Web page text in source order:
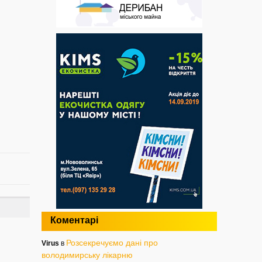
Коментарі
Virus в Розсекречуємо дані про
володимирську лікарню